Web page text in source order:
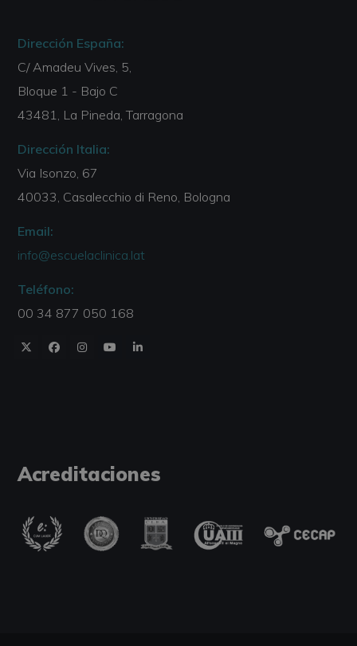
Dirección España:
C/ Amadeu Vives, 5,
Bloque 1 - Bajo C
43481, La Pineda, Tarragona
Dirección Italia:
Via Isonzo, 67
40033, Casalecchio di Reno, Bologna
Email:
info@escuelaclinica.lat
Teléfono:
00 34 877 050 168
Acreditaciones